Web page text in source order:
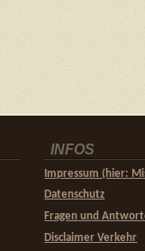
INFOS
Impressum (hier:
Datenschutz
Fragen und
Disclaimer Verkehr